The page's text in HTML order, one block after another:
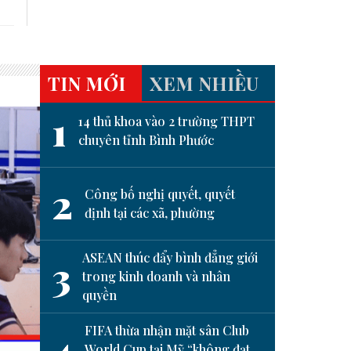
next
TIN MỚI XEM NHIỀU
1
14 thủ khoa vào 2 trường THPT
chuyên tỉnh Bình Phước
2
Công bố nghị quyết, quyết
định tại các xã, phường
3
ASEAN thúc đẩy bình đẳng giới
trong kinh doanh và nhân
quyền
FIFA thừa nhận mặt sân Club